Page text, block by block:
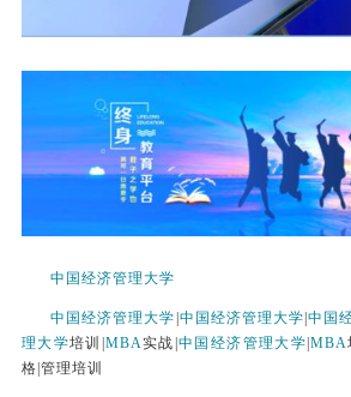
中国经济管理大学
中国经济管理大学 中国经济管理大学 |中国
理大学培训| MBA实战| 中国经济管理大学 MBA
格|管理培训